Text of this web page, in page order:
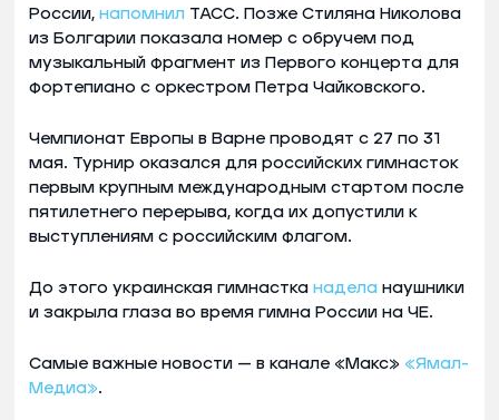
России, напомнил ТАСС. Позже Стиляна Николова
из Болгарии показала номер с обручем под
музыкальный фрагмент из Первого концерта для
фортепиано с оркестром Петра Чайковского.
Чемпионат Европы в Варне проводят с 27 по 31
мая. Турнир оказался для российских гимнасток
первым крупным международным стартом после
пятилетнего перерыва, когда их допустили к
выступлениям с российским флагом.
До этого украинская гимнастка надела наушники
и закрыла глаза во время гимна России на ЧЕ.
Самые важные новости — в канале «Макс» «Ямал-
Медиа».